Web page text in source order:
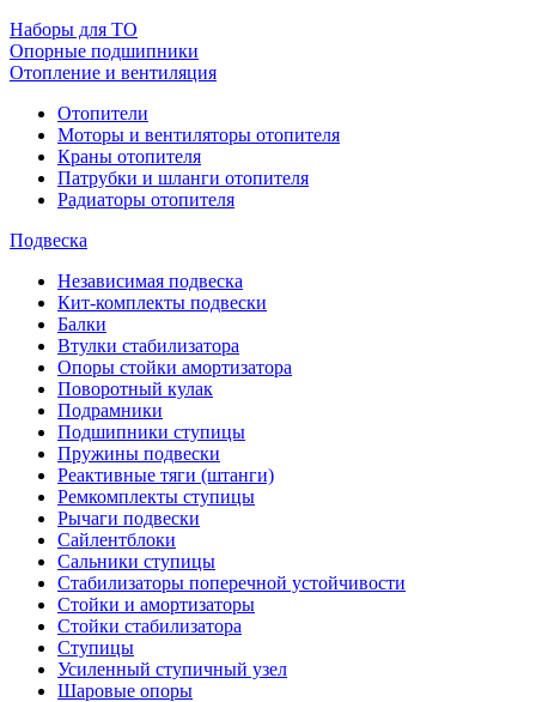
Наборы для ТО
Опорные подшипники
Отопление и вентиляция
Отопители
Моторы и вентиляторы отопителя
Краны отопителя
Патрубки и шланги отопителя
Радиаторы отопителя
Подвеска
Независимая подвеска
Кит-комплекты подвески
Балки
Втулки стабилизатора
Опоры стойки амортизатора
Поворотный кулак
Подрамники
Подшипники ступицы
Пружины подвески
Реактивные тяги (штанги)
Ремкомплекты ступицы
Рычаги подвески
Сайлентблоки
Сальники ступицы
Стабилизаторы поперечной устойчивости
Стойки и амортизаторы
Стойки стабилизатора
Ступицы
Усиленный ступичный узел
Шаровые опоры